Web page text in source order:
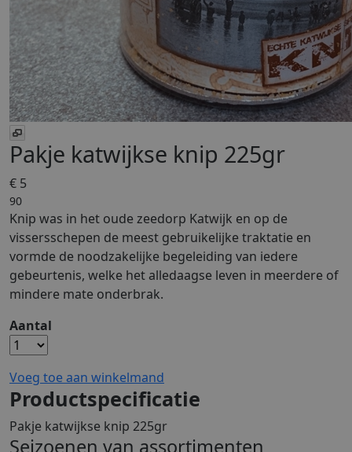
Pakje katwijkse knip 225gr
€ 5
90
Knip was in het oude zeedorp Katwijk en op de
vissersschepen de meest gebruikelijke traktatie en
vormde de noodzakelijke begeleiding van iedere
gebeurtenis, welke het alledaagse leven in meerdere of
mindere mate onderbrak.
Aantal
Voeg toe aan winkelmand
Productspecificatie
Pakje katwijkse knip 225gr
Seizoenen van assortimenten